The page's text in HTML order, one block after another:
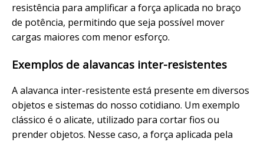
resistência para amplificar a força aplicada no braço
de potência, permitindo que seja possível mover
cargas maiores com menor esforço.
Exemplos de alavancas inter-resistentes
A alavanca inter-resistente está presente em diversos
objetos e sistemas do nosso cotidiano. Um exemplo
clássico é o alicate, utilizado para cortar fios ou
prender objetos. Nesse caso, a força aplicada pela